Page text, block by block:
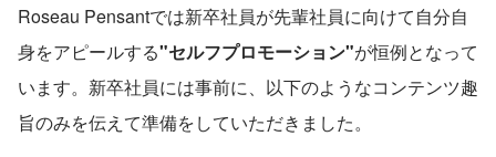
Roseau Pensantでは新卒社員が先輩社員に向けて自分自
身をアピールする"セルフプロモーション"が恒例となって
います。新卒社員には事前に、以下のようなコンテンツ趣
旨のみを伝えて準備をしていただきました。